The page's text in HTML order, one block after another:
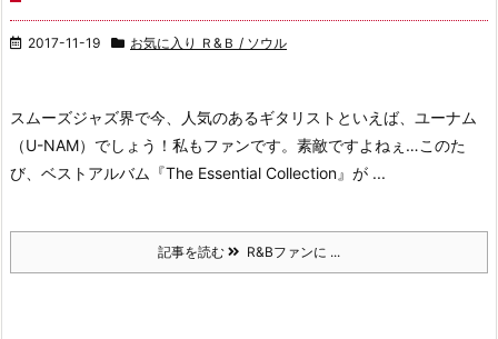
2017-11-19 お気に入り Ｒ&Ｂ / ソウル
スムーズジャズ界で今、人気のあるギタリストといえば、 ユーナム
（U-NAM）でしょう！ 私もファンです。素敵ですよねぇ…このた
び、ベストアルバム『The Essential Collection』 が ...
記事を読む R&Bファンに ...